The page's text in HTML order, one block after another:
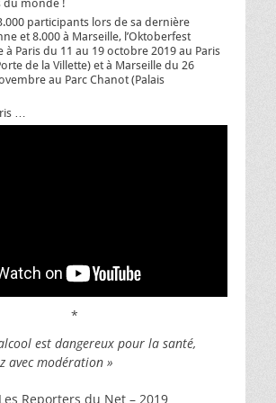
du monde !
participants lors de sa dernière
et 8.000 à Marseille, l’Oktoberfest
à Paris du 11 au 19 octobre 2019 au Paris
de la Villette) et à Marseille du 26
au Parc Chanot (Palais
…
*
est dangereux pour la santé,
avec modération »
Reporters du Net – 2019